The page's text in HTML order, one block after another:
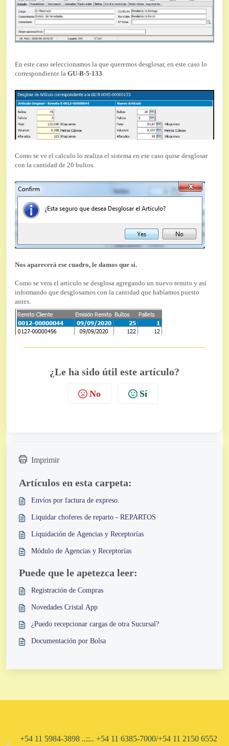
En este caso seleccionamos la que queremos desglosar, en este caso lo
correspondiente la GU-B-5-133
Como se ve el calculo lo realiza el sistema en ese caso quise desglosar
con la cantidad de 20 bultos.
Nos aparecerá ese cuadro, le damos que sí.
Como se vera el articulo se desglosa agregando un nuevo remito y así
informando que desglosamos con la cantidad que habíamos puesto
antes.
¿Le ha sido útil este artículo?
No Sí
Imprimir
Artículos en esta carpeta:
Envíos por factura de expreso.
Liquidar choferes de reparto - REPARTOS
Liquidación de Agencias y Receptorías
Módulo de Agencias y Receptorías
Puede que le apetezca leer:
Registración de Compras
Novedades Cristal App
¿Puedo recepcionar cargas de otra Sucursal?
Documentación por Bolsa
+54 11 5984-3898 ..::.. +54 11 6385-7000/+54 11 2150 6552